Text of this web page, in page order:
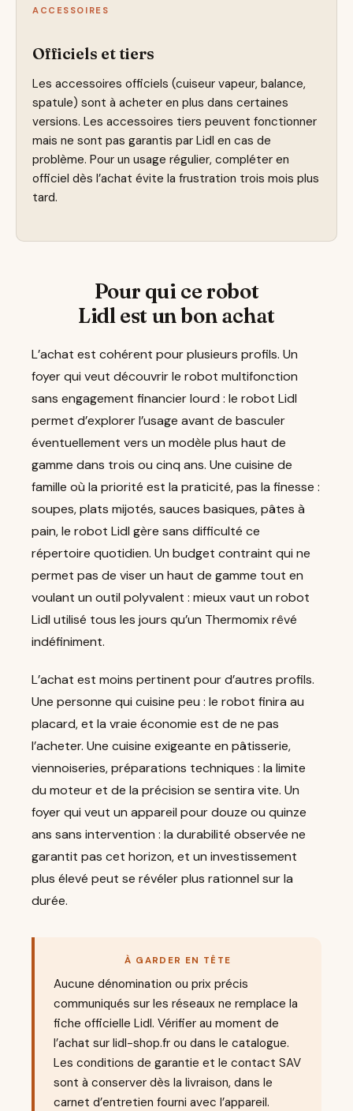
ACCESSOIRES
Officiels et tiers
Les accessoires officiels (cuiseur vapeur, balance,
spatule) sont à acheter en plus dans certaines
versions. Les accessoires tiers peuvent fonctionner
mais ne sont pas garantis par Lidl en cas de
problème. Pour un usage régulier, compléter en
officiel dès l’achat évite la frustration trois mois plus
tard.
Pour qui ce robot
Lidl est un bon achat
L’achat est cohérent pour plusieurs profils. Un
foyer qui veut découvrir le robot multifonction
sans engagement financier lourd : le robot Lidl
permet d’explorer l’usage avant de basculer
éventuellement vers un modèle plus haut de
gamme dans trois ou cinq ans. Une cuisine de
famille où la priorité est la praticité, pas la finesse :
soupes, plats mijotés, sauces basiques, pâtes à
pain, le robot Lidl gère sans difficulté ce
répertoire quotidien. Un budget contraint qui ne
permet pas de viser un haut de gamme tout en
voulant un outil polyvalent : mieux vaut un robot
Lidl utilisé tous les jours qu’un Thermomix rêvé
indéfiniment.
L’achat est moins pertinent pour d’autres profils.
Une personne qui cuisine peu : le robot finira au
placard, et la vraie économie est de ne pas
l’acheter. Une cuisine exigeante en pâtisserie,
viennoiseries, préparations techniques : la limite
du moteur et de la précision se sentira vite. Un
foyer qui veut un appareil pour douze ou quinze
ans sans intervention : la durabilité observée ne
garantit pas cet horizon, et un investissement
plus élevé peut se révéler plus rationnel sur la
durée.
À GARDER EN TÊTE
Aucune dénomination ou prix précis
communiqués sur les réseaux ne remplace la
fiche officielle Lidl. Vérifier au moment de
l’achat sur lidl-shop.fr ou dans le catalogue.
Les conditions de garantie et le contact SAV
sont à conserver dès la livraison, dans le
carnet d’entretien fourni avec l’appareil.